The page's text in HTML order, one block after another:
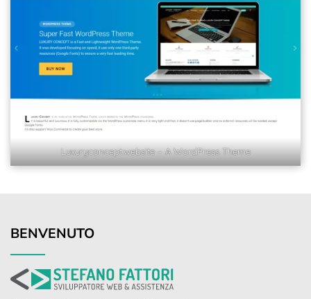
Luxuryconcept.website – A WordPress Theme
BENVENUTO